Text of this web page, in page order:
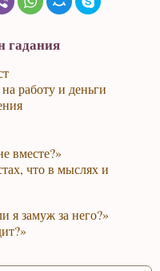
гадания
работу и деньги
вместе?»
что в мыслях и
я замуж за него?»